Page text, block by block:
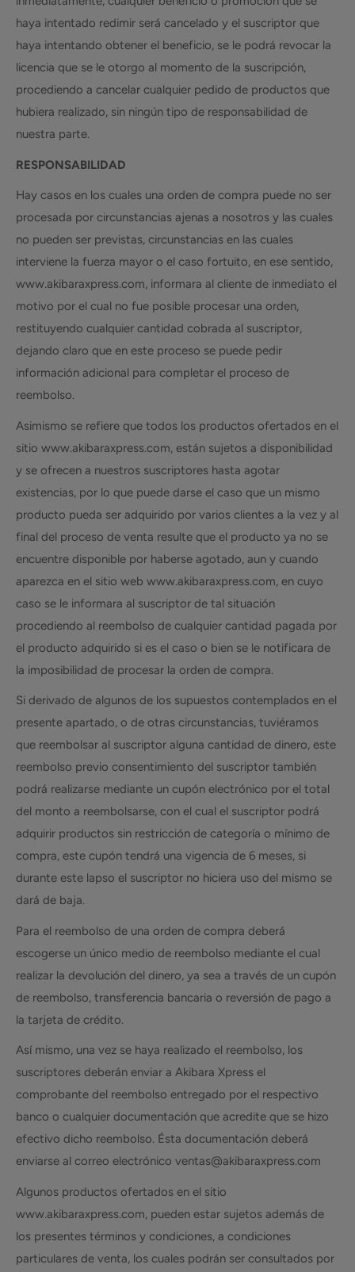
haya intentado redimir será cancelado y el suscriptor que
haya intentando obtener el beneficio, se le podrá revocar la
licencia que se le otorgo al momento de la suscripción,
procediendo a cancelar cualquier pedido de productos que
hubiera realizado, sin ningún tipo de responsabilidad de
nuestra parte.
RESPONSABILIDAD
Hay casos en los cuales una orden de compra puede no ser
procesada por circunstancias ajenas a nosotros y las cuales
no pueden ser previstas, circunstancias en las cuales
interviene la fuerza mayor o el caso fortuito, en ese sentido,
www.akibaraxpress.com, informara al cliente de inmediato el
motivo por el cual no fue posible procesar una orden,
restituyendo cualquier cantidad cobrada al suscriptor,
dejando claro que en este proceso se puede pedir
información adicional para completar el proceso de
reembolso.
Asimismo se refiere que todos los productos ofertados en el
sitio www.akibaraxpress.com, están sujetos a disponibilidad
y se ofrecen a nuestros suscriptores hasta agotar
existencias, por lo que puede darse el caso que un mismo
producto pueda ser adquirido por varios clientes a la vez y al
final del proceso de venta resulte que el producto ya no se
encuentre disponible por haberse agotado, aun y cuando
aparezca en el sitio web www.akibaraxpress.com, en cuyo
caso se le informara al suscriptor de tal situación
procediendo al reembolso de cualquier cantidad pagada por
el producto adquirido si es el caso o bien se le notificara de
la imposibilidad de procesar la orden de compra.
Si derivado de algunos de los supuestos contemplados en el
presente apartado, o de otras circunstancias, tuviéramos
que reembolsar al suscriptor alguna cantidad de dinero, este
reembolso previo consentimiento del suscriptor también
podrá realizarse mediante un cupón electrónico por el total
del monto a reembolsarse, con el cual el suscriptor podrá
adquirir productos sin restricción de categoría o mínimo de
compra, este cupón tendrá una vigencia de 6 meses, si
durante este lapso el suscriptor no hiciera uso del mismo se
dará de baja.
Para el reembolso de una orden de compra deberá
escogerse un único medio de reembolso mediante el cual
realizar la devolución del dinero, ya sea a través de un cupón
de reembolso, transferencia bancaria o reversión de pago a
la tarjeta de crédito.
Así mismo, una vez se haya realizado el reembolso, los
suscriptores deberán enviar a Akibara Xpress el
comprobante del reembolso entregado por el respectivo
banco o cualquier documentación que acredite que se hizo
efectivo dicho reembolso. Ésta documentación deberá
enviarse al correo electrónico ventas@akibaraxpress.com
Algunos productos ofertados en el sitio
www.akibaraxpress.com, pueden estar sujetos además de
los presentes términos y condiciones, a condiciones
particulares de venta, los cuales podrán ser consultados por